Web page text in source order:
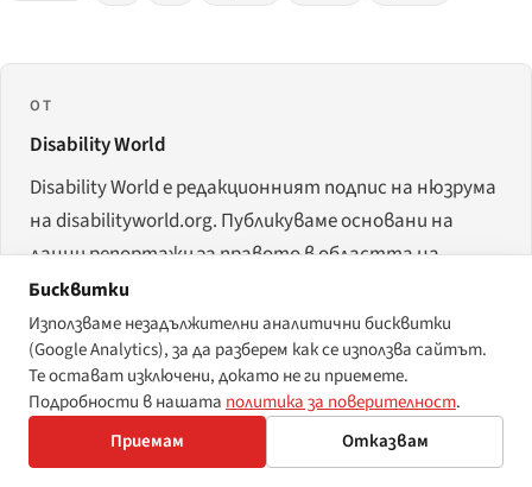
ОТ
Disability World
Disability World е редакционният подпис на нюзрума
на disabilityworld.org. Публикуваме основани на
данни репортажи за правото в областта на
цифровата достъпност, правоприлагането и
политическите рамки, които уреждат правата на
хората с увреждания през 2026 г. и след това.
Поименни автори подписват отделните
разследвания на данни; съвместната редакционна
работа излиза под този подпис.
Бисквитки
Използваме незадължителни аналитични бисквитки
(Google Analytics), за да разберем как се използва сайтът.
Те остават изключени, докато не ги приемете.
Подробности в нашата политика за поверителност.
Приемам
Отказвам